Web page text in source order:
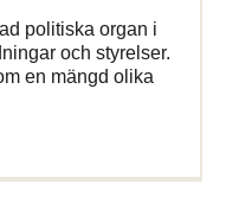
politiska organ i
och styrelser.
en mängd olika